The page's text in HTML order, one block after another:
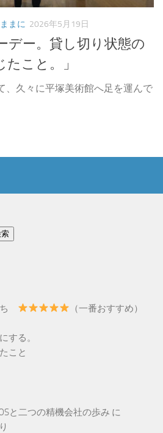
まに 2026年5月19日
デー。貸し切り状態の
こと。」
、久々に平塚美術館へ足を運んで
ち
（一番おすすめ）
する。
こと
と二つの精機会社の歩み に